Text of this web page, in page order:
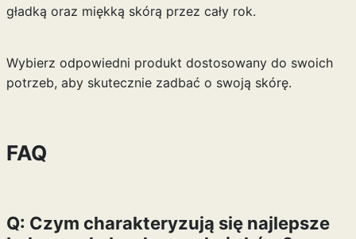
gładką oraz miękką skórą przez cały rok.
Wybierz odpowiedni produkt dostosowany do swoich
potrzeb, aby skutecznie zadbać o swoją skórę.
FAQ
Q: Czym charakteryzują się najlepsze